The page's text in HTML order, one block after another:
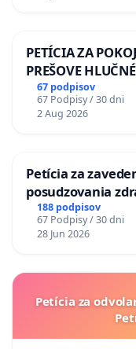
PETÍCIA ZA
PREŠOVE
LEN OD 9.00 DO
TÝŽDEŇ CIEĽ
KONTROLA
67 podpisov
67 Podpisy / 30 dni
2 Aug 2026
Petícia za
posudzovania
diabetom 1. a 2.
Policajného zboru
188 podpisov
67 Podpisy / 30 dni
28 Jun 2026
Petícia za